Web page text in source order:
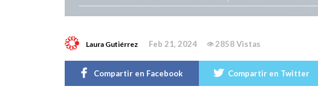
Laura Gutiérrez Feb 21, 2024 2858 Vistas
Compartir en Facebook Compartir en Twitter